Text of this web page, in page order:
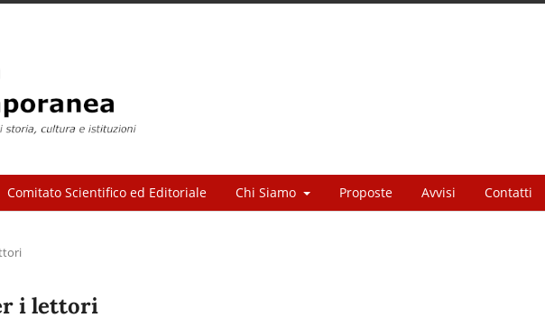
Comitato Scientifico ed Editoriale Chi Siamo Proposte Avvisi Contatti
i lettori